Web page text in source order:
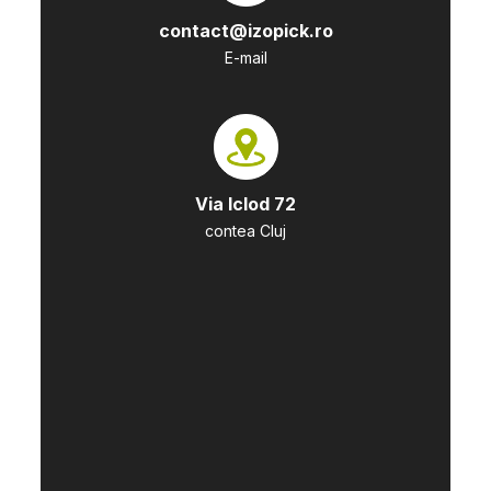
contact@izopick.ro
E-mail
Via Iclod 72
contea Cluj